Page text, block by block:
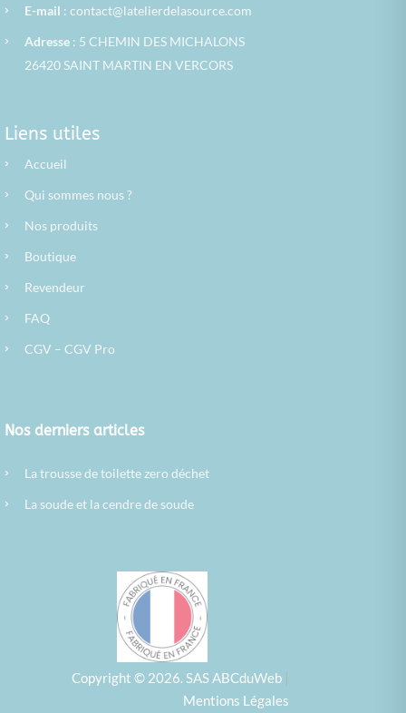
› E-mail : contact@latelierdelasource.com
› Adresse: 5 CHEMIN DES MICHALONS
26420 SAINT MARTIN EN VERCORS
Liens utiles
› Accueil
› Qui sommes nous ?
› Nos produits
› Boutique
› Revendeur
› FAQ
› CGV – CGV Pro
Nos derniers articles
› La trousse de toilette zero déchet
› La soude et la cendre de soude
Copyright © 2026. SAS ABCduWeb|
Mentions Légales